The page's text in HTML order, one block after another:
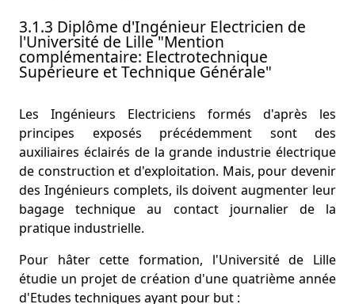
3.1.3 Diplôme d'Ingénieur Electricien de
l'Université de Lille "Mention
complémentaire: Electrotechnique
Supérieure et Technique Générale"
Les Ingénieurs Electriciens formés d'après les
principes exposés précédemment sont des
auxiliaires éclairés de la grande industrie électrique
de construction et d'exploitation. Mais, pour devenir
des Ingénieurs complets, ils doivent augmenter leur
bagage technique au contact journalier de la
pratique industrielle.
Pour hâter cette formation, l'Université de Lille
étudie un projet de création d'une quatrième année
d'Etudes techniques ayant pour but :